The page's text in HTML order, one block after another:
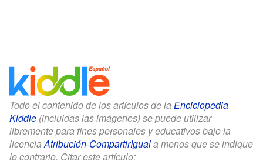
Todo el contenido de los artículos de la Enciclopedia
Kiddle (incluidas las imágenes) se puede utilizar
libremente para fines personales y educativos bajo la
licenciaAtribución-CompartirIguala menos que se indique
lo contrario. Citar este artículo: